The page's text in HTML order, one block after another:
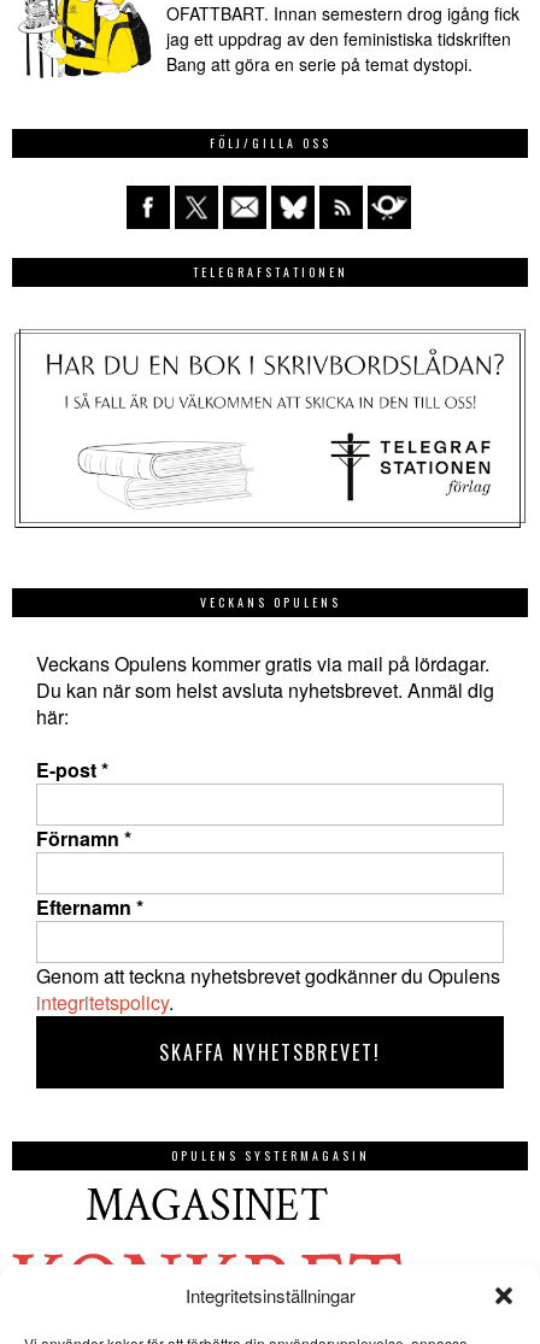
Integritetsinställningar
OFATTBART. Innan semestern drog igång fick
jag ett uppdrag av den feministiska tidskriften
Bang att göra en serie på temat dystopi.
FÖLJ/GILLA OSS
TELEGRAFSTATIONEN
VECKANS OPULENS
Veckans Opulens kommer gratis via mail på lördagar.
Du kan när som helst avsluta nyhetsbrevet. Anmäl dig
här:
E-post*
Förnamn *
Efternamn *
Genom att teckna nyhetsbrevet godkänner du Opulens
integritetspolicy.
OPULENS SYSTERMAGASIN